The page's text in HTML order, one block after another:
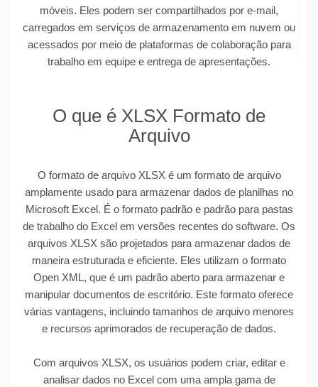
móveis. Eles podem ser compartilhados por e-mail,
carregados em serviços de armazenamento em nuvem ou
acessados por meio de plataformas de colaboração para
trabalho em equipe e entrega de apresentações.
O que é XLSX Formato de
Arquivo
O formato de arquivo XLSX é um formato de arquivo
amplamente usado para armazenar dados de planilhas no
Microsoft Excel. É o formato padrão e padrão para pastas
de trabalho do Excel em versões recentes do software. Os
arquivos XLSX são projetados para armazenar dados de
maneira estruturada e eficiente. Eles utilizam o formato
Open XML, que é um padrão aberto para armazenar e
manipular documentos de escritório. Este formato oferece
várias vantagens, incluindo tamanhos de arquivo menores
e recursos aprimorados de recuperação de dados.
Com arquivos XLSX, os usuários podem criar, editar e
analisar dados no Excel com uma ampla gama de